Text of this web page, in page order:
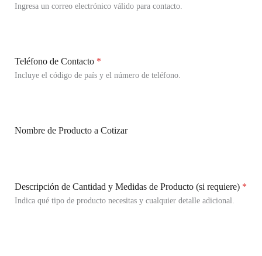
Ingresa un correo electrónico válido para contacto.
Teléfono de Contacto *
Incluye el código de país y el número de teléfono.
Nombre de Producto a Cotizar
Descripción de Cantidad y Medidas de Producto (si requiere) *
Indica qué tipo de producto necesitas y cualquier detalle adicional.